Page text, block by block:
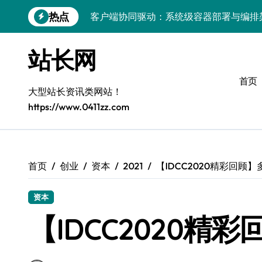
到
热点
客户端协同驱动：系统级容器部署与编
容器技术领航，编排策略赋能：打造服务
容器部署与编排优化：赋能高效运维
容器部署与编排：重塑服务器管理新范式
破局之道：大模型平台安全运营实战
VR创业新路径：模式创新与平台化双轮
科技赋能：系统容器优化与高效编排驱动
站长网
大型站长资讯类网站！
https://www.0411zz.com
首页
首页 创业 资本 2021 【IDCC2020精彩回顾】
资本
【IDCC2020精彩